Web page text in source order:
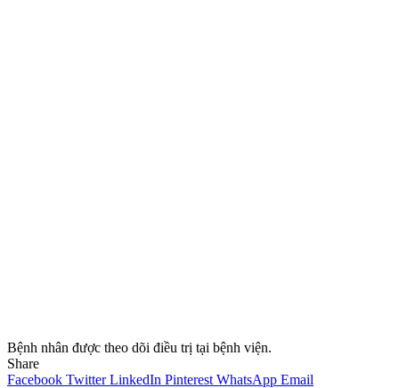
Bệnh nhân được theo dõi điều trị tại bệnh viện.
Share
Facebook Twitter LinkedIn Pinterest WhatsApp Email